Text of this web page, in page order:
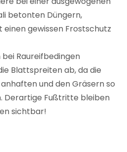
betonten Düngern,
gewissen Frostschutz
bei Raureifbedingen
Blattspreiten ab, da die
und den Gräsern so
Derartige Fußtritte bleiben
sichtbar!